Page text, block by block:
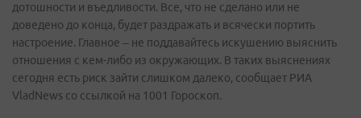
дотошности и въедливости. Все, что не сделано или не
доведено до конца, будет раздражать и всячески портить
настроение. Главное – не поддавайтесь искушению выяснить
отношения с кем-либо из окружающих. В таких выяснениях
сегодня есть риск зайти слишком далеко, сообщает РИА
VladNews со ссылкой на 1001 Гороскоп.